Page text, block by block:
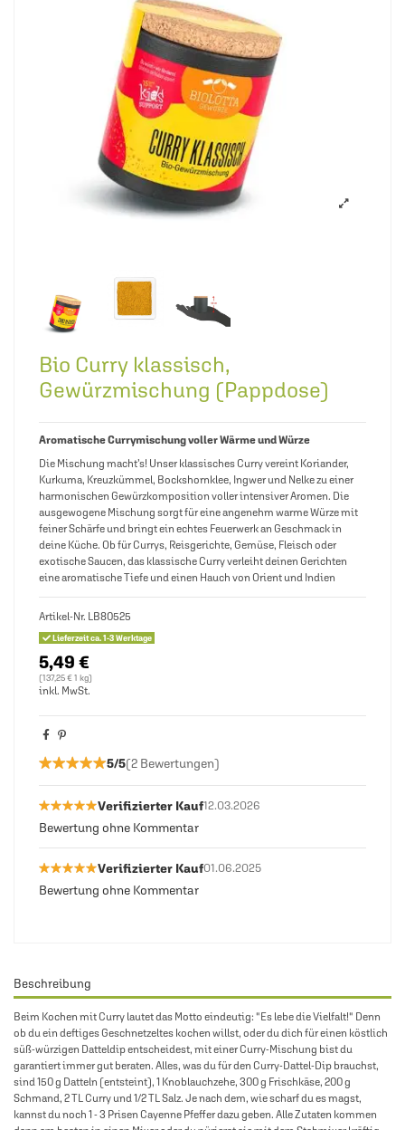
Bio Curry klassisch,
Gewürzmischung (Pappdose)
Aromatische Currymischung voller Wärme und Würze
Die Mischung macht’s! Unser klassisches Curry vereint Koriander,
Kurkuma, Kreuzkümmel, Bockshornklee, Ingwer und Nelke zu einer
harmonischen Gewürzkomposition voller intensiver Aromen. Die
ausgewogene Mischung sorgt für eine angenehm warme Würze mit
feiner Schärfe und bringt ein echtes Feuerwerk an Geschmack in
deine Küche. Ob für Currys, Reisgerichte, Gemüse, Fleisch oder
exotische Saucen, das klassische Curry verleiht deinen Gerichten
eine aromatische Tiefe und einen Hauch von Orient und Indien
Artikel-Nr. LB80525
Lieferzeit ca. 1-3 Werktage
5,49 €
(137,25 € 1 kg)
inkl. MwSt.
★★★★★
★★★★★5/5(2 Bewertungen)
★★★★★
★★★★★Verifizierter Kauf12.03.2026
Bewertung ohne Kommentar
★★★★★
★★★★★Verifizierter Kauf01.06.2025
Bewertung ohne Kommentar
Beschreibung
Beim Kochen mit Curry lautet das Motto eindeutig: "Es lebe die Vielfalt!" Denn
ob du ein deftiges Geschnetzeltes kochen willst, oder du dich für einen köstlich
süß-würzigen Datteldip entscheidest, mit einer Curry-Mischung bist du
garantiert immer gut beraten. Alles, was du für den Curry-Dattel-Dip brauchst,
sind 150 g Datteln (entsteint), 1 Knoblauchzehe, 300 g Frischkäse, 200 g
Schmand, 2 TL Curry und 1/2 TL Salz. Je nach dem, wie scharf du es magst,
kannst du noch 1 - 3 Prisen Cayenne Pfeffer dazu geben. Alle Zutaten kommen